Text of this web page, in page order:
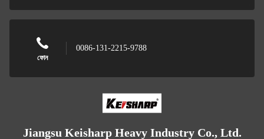
ফোন
0086-131-2215-9788
Jiangsu Keisharp Heavy Industry Co., Ltd.